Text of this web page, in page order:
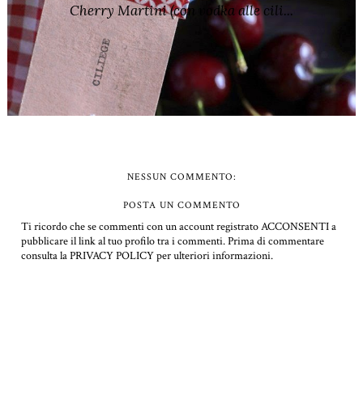
Cherry Martini (con vodka alle cili...
NESSUN COMMENTO:
POSTA UN COMMENTO
Ti ricordo che se commenti con un account registrato ACCONSENTI a
pubblicare il link al tuo profilo tra i commenti.Prima di commentare
consulta la PRIVACY POLICY per ulteriori informazioni.